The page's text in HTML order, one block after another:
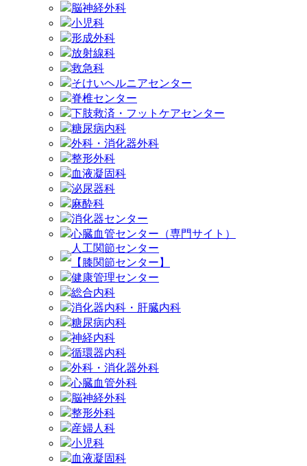
脳神経外科
小児科
形成外科
放射線科
救急科
そけいヘルニアセンター
脊椎センター
下肢救済・フットケアセンター
糖尿病内科
外科・消化器外科
整形外科
血液凝固科
泌尿器科
麻酔科
消化器センター
心臓血管センター（専門サイト）
人工関節センター
【膝関節センター】
健康管理センター
総合内科
消化器内科・肝臓内科
糖尿病内科
神経内科
循環器内科
外科・消化器外科
心臓血管外科
脳神経外科
整形外科
産婦人科
小児科
血液凝固科